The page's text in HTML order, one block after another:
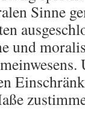
Sinne
und